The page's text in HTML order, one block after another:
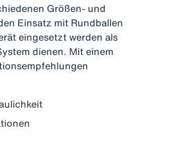
Größen- und
Einsatz mit Rundballen
eingesetzt werden als
dienen. Mit einem